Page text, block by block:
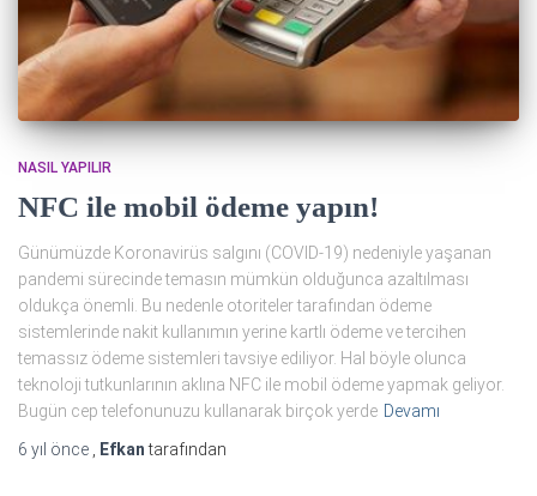
NASIL YAPILIR
NFC ile mobil ödeme yapın!
Günümüzde Koronavirüs salgını (COVID-19) nedeniyle yaşanan
pandemi sürecinde temasın mümkün olduğunca azaltılması
oldukça önemli. Bu nedenle otoriteler tarafından ödeme
sistemlerinde nakit kullanımın yerine kartlı ödeme ve tercihen
temassız ödeme sistemleri tavsiye ediliyor. Hal böyle olunca
teknoloji tutkunlarının aklına NFC ile mobil ödeme yapmak geliyor.
Bugün cep telefonunuzu kullanarak birçok yerde Devamı
6 yıl önce Efkantarafından